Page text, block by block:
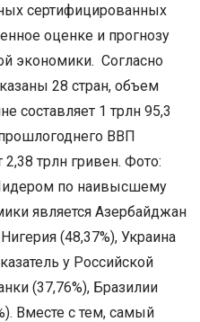
сертифицированных
оценке и прогнозу
экономики. Согласно
28 стран, объем
составляет 1 трлн 95,3
ВВП
трлн гривен. Фото:
по наивысшему
является Азербайджан
(48,37%), Украина
у Российской
(37,76%), Бразилии
Вместе с тем, самый